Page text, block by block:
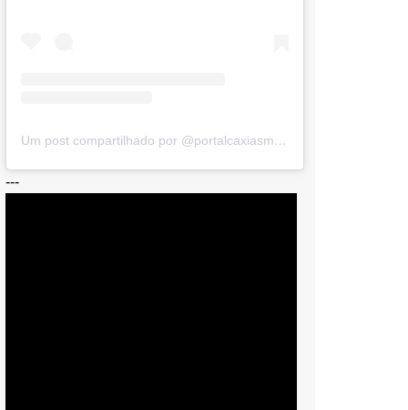
Um post compartilhado por @portalcaxiasmagerj
---